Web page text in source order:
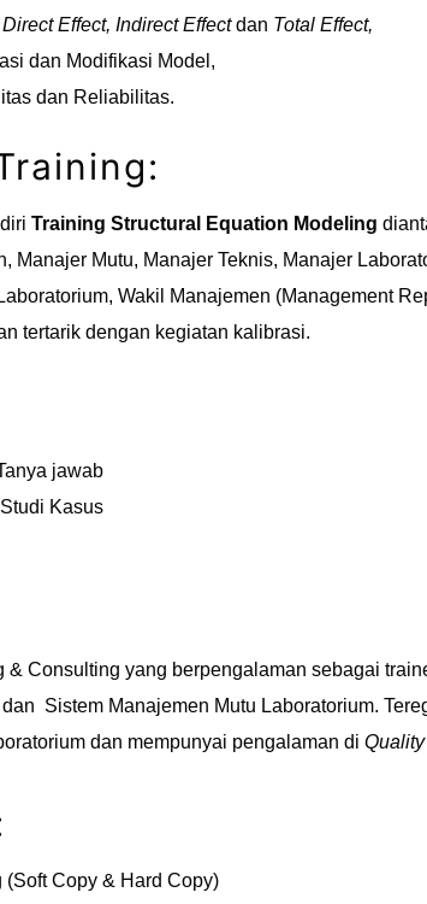
Direct Effect, Indirect Effectdan Total Effect,
dan Modifikasi Model,
dan Reliabilitas.
Training Structural Equation Modeling
Manajer Mutu, Manajer Teknis, Manajer
Wakil Manajemen (Management
tertarik dengan kegiatan kalibrasi.
jawab
Kasus
& Consulting yang berpengalaman sebagai
Sistem Manajemen Mutu Laboratorium.
dan mempunyai pengalaman di
(Soft Copy & Hard Copy)